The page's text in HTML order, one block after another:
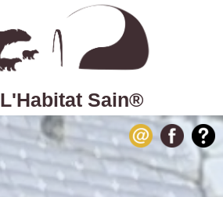
L'Habitat Sain®